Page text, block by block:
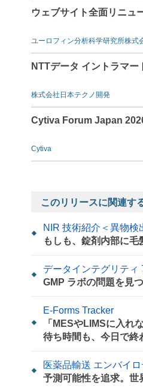
ウェブサイト全面リニュ
ユーロフィン分析科学研究所株式
NTTデータ イントラマ
株式会社日本テクノ開発
Cytiva Forum Japan
Cytiva
このリリースに関連す
NIR 技術紹介＜異物検
もしも、錠剤内部に毛
データインテグリティ
GMP ラボの問題を見
E-Forms Tracker
「MESやLIMSに入れ
待ち時間も、今日で終
医薬品輸送 エンバイ
予測可能性を追求。世